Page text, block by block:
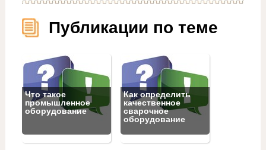
Публикации по теме
Что такое
промышленное
оборудование
Как определить
качественное
сварочное
оборудование